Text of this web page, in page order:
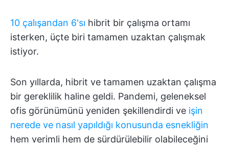
10 çalışandan 6'sı hibrit bir çalışma ortamı
isterken, üçte biri tamamen uzaktan çalışmak
istiyor.
Son yıllarda, hibrit ve tamamen uzaktan çalışma
bir gereklilik haline geldi. Pandemi, geleneksel
ofis görünümünü yeniden şekillendirdi ve işin
nerede ve nasıl yapıldığı konusunda esnekliğin
hem verimli hem de sürdürülebilir olabileceğini